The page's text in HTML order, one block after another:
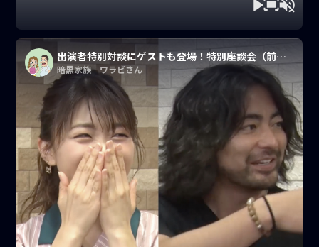
出演者特別対談にゲストも登場！特別座談会（前編はsmash.公式Youtubeにて）
暗黒家族 ワラビさん